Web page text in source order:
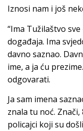
Iznosi nam i još
“Ima Tužilaštvo
događaja. Ima
davno saznao.
ime, a ja ću
odgovarati.
Ja sam imena
znala tu noć.
policajci koji su